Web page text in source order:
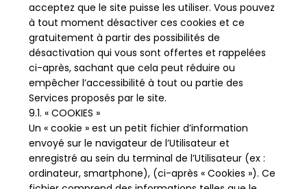
acceptez que le site puisse les utiliser. Vous pouvez
à tout moment désactiver ces cookies et ce
gratuitement à partir des possibilités de
désactivation qui vous sont offertes et rappelées
ci-après, sachant que cela peut réduire ou
empêcher l’accessibilité à tout ou partie des
Services proposés par le site.
9.1. « COOKIES »
Un « cookie » est un petit fichier d’information
envoyé sur le navigateur de l’Utilisateur et
enregistré au sein du terminal de l’Utilisateur (ex :
ordinateur, smartphone), (ci-après « Cookies »). Ce